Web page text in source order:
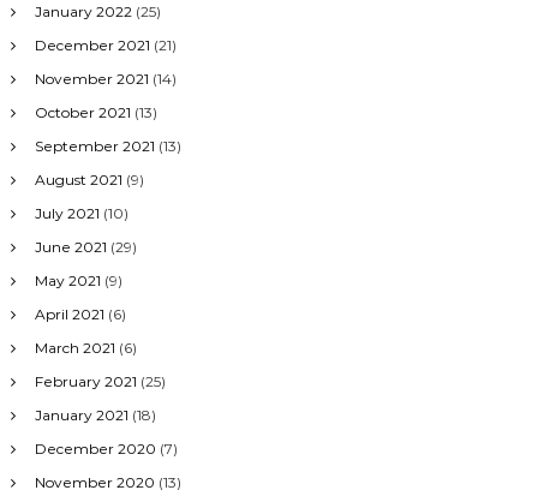
January 2022 (25)
December 2021 (21)
November 2021 (14)
October 2021 (13)
September 2021 (13)
August 2021 (9)
July 2021 (10)
June 2021 (29)
May 2021 (9)
April 2021 (6)
March 2021 (6)
February 2021 (25)
January 2021 (18)
December 2020 (7)
November 2020 (13)